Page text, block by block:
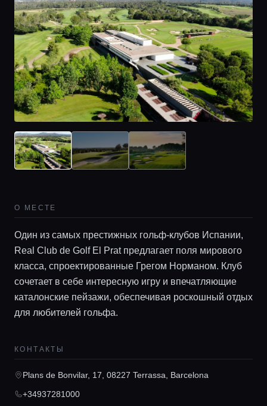
Главная
Локации
О МЕСТЕ
Один из самых престижных гольф-клубов Испании,
Real Club de Golf El Prat предлагает поля мирового
класса, спроектированные Грегом Норманом. Клуб
сочетает в себе интересную игру и впечатляющие
каталонские пейзажи, обеспечивая роскошный отдых
для любителей гольфа.
КОНТАКТЫ
Plans de Bonvilar, 17, 08227 Terrassa, Barcelona
+34937281000